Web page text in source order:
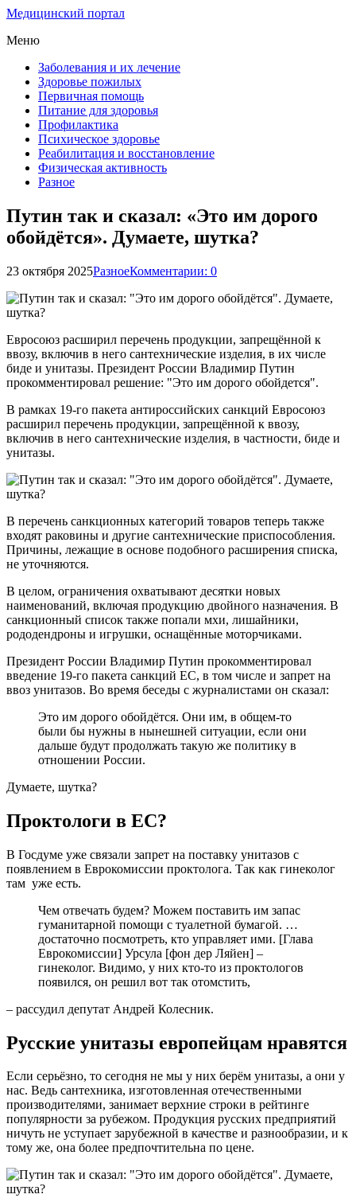
Медицинский портал
Меню
Заболевания и их лечение
Здоровье пожилых
Первичная помощь
Питание для здоровья
Профилактика
Психическое здоровье
Реабилитация и восстановление
Физическая активность
Разное
Путин так и сказал: «Это им дорого
обойдётся». Думаете, шутка?
23 октября 2025РазноеКомментарии: 0
Евросоюз расширил перечень продукции, запрещённой к
ввозу, включив в него сантехнические изделия, в их числе
биде и унитазы. Президент России Владимир Путин
прокомментировал решение: "Это им дорого обойдется".
В рамках 19-го пакета антироссийских санкций Евросоюз
расширил перечень продукции, запрещённой к ввозу,
включив в него сантехнические изделия, в частности, биде и
унитазы.
В перечень санкционных категорий товаров теперь также
входят раковины и другие сантехнические приспособления.
Причины, лежащие в основе подобного расширения списка,
не уточняются.
В целом, ограничения охватывают десятки новых
наименований, включая продукцию двойного назначения. В
санкционный список также попали мхи, лишайники,
рододендроны и игрушки, оснащённые моторчиками.
Президент России Владимир Путин прокомментировал
введение 19-го пакета санкций ЕС, в том числе и запрет на
ввоз унитазов. Во время беседы с журналистами он сказал:
Это им дорого обойдётся. Они им, в общем-то
были бы нужны в нынешней ситуации, если они
дальше будут продолжать такую же политику в
отношении России.
Думаете, шутка?
Проктологи в ЕС?
В Госдуме уже связали запрет на поставку унитазов с
появлением в Еврокомиссии проктолога. Так как гинеколог
там уже есть.
Чем отвечать будем? Можем поставить им запас
гуманитарной помощи с туалетной бумагой. …
достаточно посмотреть, кто управляет ими. [Глава
Еврокомиссии] Урсула [фон дер Ляйен] –
гинеколог. Видимо, у них кто-то из проктологов
появился, он решил вот так отомстить,
– рассудил депутат Андрей Колесник.
Русские унитазы европейцам нравятся
Если серьёзно, то сегодня не мы у них берём унитазы, а они у
нас. Ведь сантехника, изготовленная отечественными
производителями, занимает верхние строки в рейтинге
популярности за рубежом. Продукция русских предприятий
ничуть не уступает зарубежной в качестве и разнообразии, и к
тому же, она более предпочтительна по цене.